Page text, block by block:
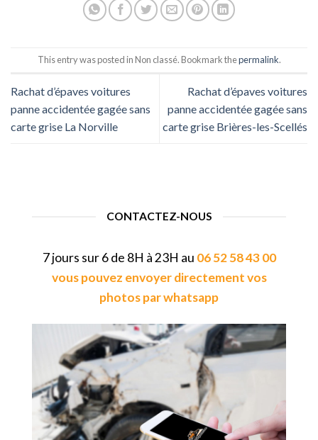
This entry was posted in Non classé. Bookmark thepermalink.
Rachat d’épaves voitures
panne accidentée gagée sans
carte grise La Norville
Rachat d’épaves voitures
panne accidentée gagée sans
carte grise Brières-les-Scellés
CONTACTEZ-NOUS
7 jours sur 6 de 8H à 23H au 06 52 58 43 00
vous pouvez envoyer directement vos
photos par whatsapp